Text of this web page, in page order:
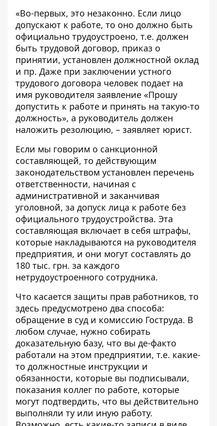
«Во-первых, это незаконно. Если лицо
допускают к работе, то оно должно быть
официально трудоустроено, т.е. должен
быть трудовой договор, приказ о
принятии, установлен должностной оклад
и пр. Даже при заключении устного
трудового договора человек подает на
имя руководителя заявление «Прошу
допустить к работе и принять на такую-то
должность», а руководитель должен
наложить резолюцию, – заявляет юрист.
Если мы говорим о санкционной
составляющей, то действующим
законодательством установлен перечень
ответственности, начиная с
административной и заканчивая
уголовной, за допуск лица к работе без
официального трудоустройства. Эта
составляющая включает в себя штрафы,
которые накладываются на руководителя
предприятия, и они могут составлять до
180 тыс. грн. за каждого
нетрудоустроенного сотрудника.
Что касается защиты прав работников, то
здесь предусмотрено два способа:
обращение в суд и комиссию Гоструда. В
любом случае, нужно собирать
доказательную базу, что вы де-факто
работали на этом предприятии, т.е. какие-
то должностные инструкции и
обязанности, которые вы подписывали,
показания коллег по работе, которые
могут подтвердить, что вы действительно
выполняли ту или иную работу.